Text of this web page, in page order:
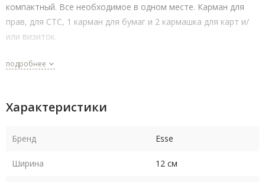
компактный. Все необходимое в одном месте. Карман для
прав, для СТС, 1 карман для бумаг и 2 кармашка для карт и/
или визиток.
подробнее
Характеристики
Бренд Esse
Ширина 12 см